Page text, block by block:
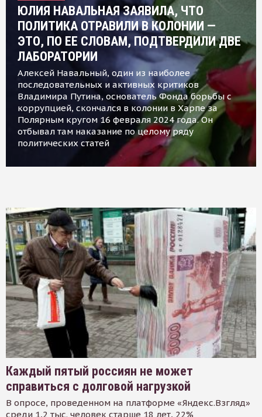
ЮЛИЯ НАВАЛЬНАЯ ЗАЯВИЛА, ЧТО
ПОЛИТИКА ОТРАВИЛИ В КОЛОНИИ —
ЭТО, ПО ЕЕ СЛОВАМ, ПОДТВЕРДИЛИ ДВЕ
ЛАБОРАТОРИИ
Алексей Навальный, один из наиболее
последовательных и активных критиков
Владимира Путина, основатель Фонда борьбы с
коррупцией, скончался в колонии в Харпе за
Полярным кругом 16 февраля 2024 года. Он
отбывал там наказание по целому ряду
политических статей
Каждый пятый россиян не может
справиться с долговой нагрузкой
В опросе, проведенном на платформе «Яндекс.Взгляд»
среди 1,2 тыс. человек старше 18 лет, 22%